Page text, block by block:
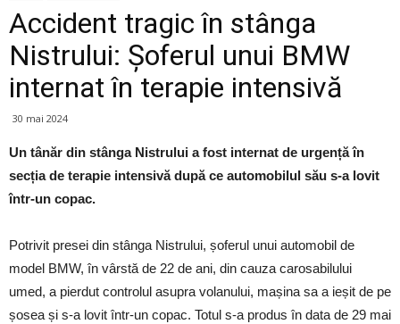
Accident tragic în stânga
Nistrului: Șoferul unui BMW
internat în terapie intensivă
30 mai 2024
Un tânăr din stânga Nistrului a fost internat de urgență în
secția de terapie intensivă după ce automobilul său s-a lovit
într-un copac.
Potrivit presei din stânga Nistrului, șoferul unui automobil de
model BMW, în vârstă de 22 de ani, din cauza carosabilului
umed, a pierdut controlul asupra volanului, mașina sa a ieșit de pe
șosea și s-a lovit într-un copac. Totul s-a produs în data de 29 mai